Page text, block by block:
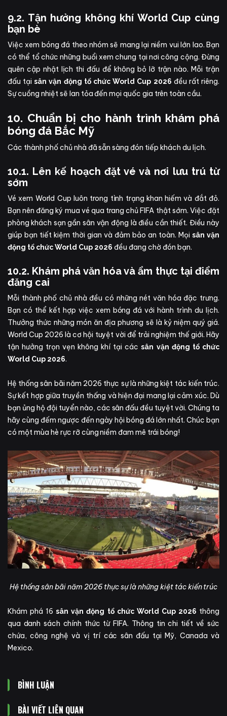
9.2. Tận hưởng không khí World Cup cùng
bạn bè
Việc xem bóng đá theo nhóm sẽ mang lại niềm vui lớn lao. Bạn
có thể tổ chức những buổi xem chung tại nơi công cộng. Đừng
quên cập nhật lịch thi đấu để không bỏ lỡ trận nào. Mỗi trận
đấu tạisân vận động tổ chức World Cup 2026 đều rất riêng.
Sự cuồng nhiệt sẽ lan tỏa đến mọi quốc gia trên toàn cầu.
10. Chuẩn bị cho hành trình khám phá
bóng đá Bắc Mỹ
Các thành phố chủ nhà đã sẵn sàng đón tiếp khách du lịch.
10.1. Lên kế hoạch đặt vé và nơi lưu trú từ
sớm
Vé xem World Cup luôn trong tình trạng khan hiếm và đắt đỏ.
Bạn nên đăng ký mua vé qua trang chủ FIFA thật sớm. Việc đặt
phòng khách sạn gần sân vận động là điều cần thiết. Điều này
giúp bạn tiết kiệm thời gian và đảm bảo an toàn. Mọi sân vận
động tổ chức World Cup 2026 đều đang chờ đón bạn.
10.2. Khám phá văn hóa và ẩm thực tại điểm
đăng cai
Mỗi thành phố chủ nhà đều có những nét văn hóa đặc trưng.
Bạn có thể kết hợp việc xem bóng đá với hành trình du lịch.
Thưởng thức những món ăn địa phương sẽ là kỷ niệm quý giá.
World Cup 2026 là cơ hội tuyệt vời để trải nghiệm thế giới. Hãy
tận hưởng trọn vẹn không khí tại cácsân vận động tổ chức
World Cup 2026.
Hệ thống sân bãi năm 2026 thực sự là những kiệt tác kiến trúc.
Sự kết hợp giữa truyền thống và hiện đại mang lại cảm xúc. Dù
bạn ủng hộ đội tuyển nào, các sân đấu đều tuyệt vời. Chúng ta
hãy cùng đếm ngược đến ngày hội bóng đá lớn nhất. Chúc bạn
có một mùa hè rực rỡ cùng niềm đam mê trái bóng!
Hệ thống sân bãi năm 2026 thực sự là những kiệt tác kiến trúc
Khám phá 16sân vận động tổ chức World Cup 2026 thông
qua danh sách chính thức từ FIFA. Thông tin chi tiết về sức
chứa, công nghệ và vị trí các sân đấu tại Mỹ, Canada và
Mexico.
BÌNH LUẬN
BÀI VIẾT LIÊN QUAN